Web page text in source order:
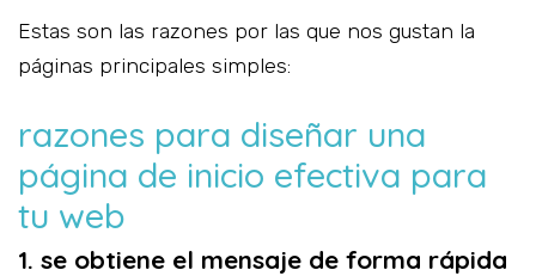
Estas son las razones por las que nos gustan la
páginas principales simples:
razones para diseñar una
página de inicio efectiva para
tu web
1. se obtiene el mensaje de forma rápida